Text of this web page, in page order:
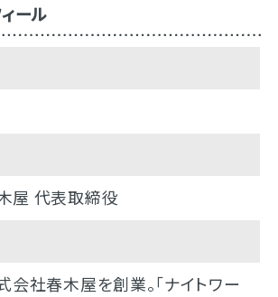
ール
屋 代表取締役
社春木屋を創業。「ナイトワー